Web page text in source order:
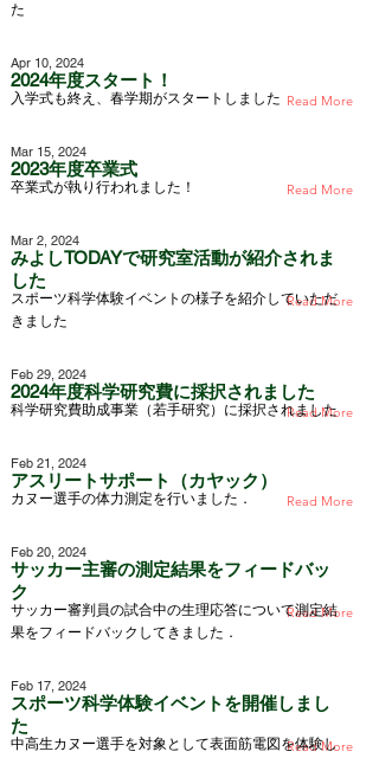
た
Apr 10, 2024
2024年度スタート！
Read More
入学式も終え、春学期がスタートしました
Mar 15, 2024
2023年度卒業式
Read More
卒業式が執り行われました！
Mar 2, 2024
みよしTODAYで研究室活動が紹介されま
した
Read More
スポーツ科学体験イベントの様子を紹介していただ
きました
Feb 29, 2024
2024年度科学研究費に採択されました
Read More
科学研究費助成事業（若手研究）に採択されました
Feb 21, 2024
アスリートサポート（カヤック）
Read More
カヌー選手の体力測定を行いました．
Feb 20, 2024
サッカー主審の測定結果をフィードバッ
ク
Read More
サッカー審判員の試合中の生理応答について測定結
果をフィードバックしてきました．
Feb 17, 2024
スポーツ科学体験イベントを開催しまし
た
Read More
中高生カヌー選手を対象として表面筋電図を体験し